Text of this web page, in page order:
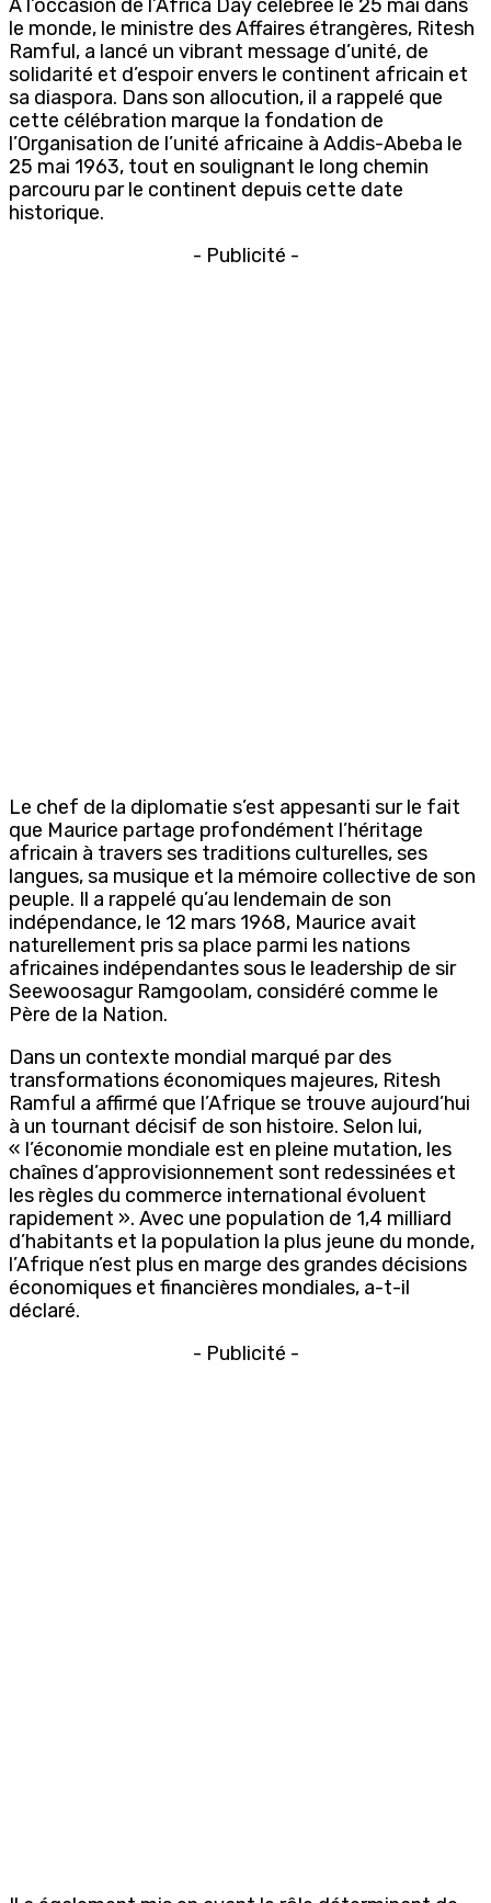
À l’occasion de l’Africa Day célébrée le 25 mai dans
le monde, le ministre des Affaires étrangères, Ritesh
Ramful, a lancé un vibrant message d’unité, de
solidarité et d’espoir envers le continent africain et
sa diaspora. Dans son allocution, il a rappelé que
cette célébration marque la fondation de
l’Organisation de l’unité africaine à Addis-Abeba le
25 mai 1963, tout en soulignant le long chemin
parcouru par le continent depuis cette date
historique.
- Publicité -
Le chef de la diplomatie s’est appesanti sur le fait
que Maurice partage profondément l’héritage
africain à travers ses traditions culturelles, ses
langues, sa musique et la mémoire collective de son
peuple. Il a rappelé qu’au lendemain de son
indépendance, le 12 mars 1968, Maurice avait
naturellement pris sa place parmi les nations
africaines indépendantes sous le leadership de sir
Seewoosagur Ramgoolam, considéré comme le
Père de la Nation.
Dans un contexte mondial marqué par des
transformations économiques majeures, Ritesh
Ramful a affirmé que l’Afrique se trouve aujourd’hui
à un tournant décisif de son histoire. Selon lui,
« l’économie mondiale est en pleine mutation, les
chaînes d’approvisionnement sont redessinées et
les règles du commerce international évoluent
rapidement ». Avec une population de 1,4 milliard
d’habitants et la population la plus jeune du monde,
l’Afrique n’est plus en marge des grandes décisions
économiques et financières mondiales, a-t-il
déclaré.
- Publicité -